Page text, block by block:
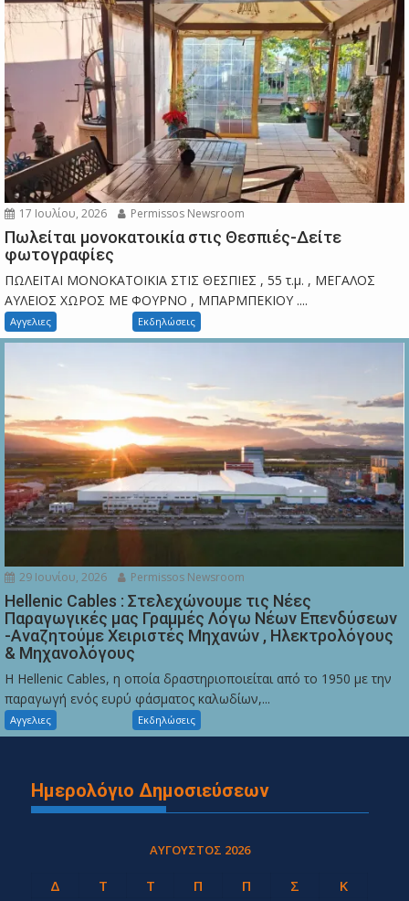
17 Ιουλίου, 2026 Permissos Newsroom
Πωλείται μονοκατοικία στις Θεσπιές-Δείτε
φωτογραφίες
ΠΩΛΕΙΤΑΙ ΜΟΝΟΚΑΤΟΙΚΙΑ ΣΤΙΣ ΘΕΣΠΙΕΣ , 55 τ.μ. , ΜΕΓΑΛΟΣ
ΑΥΛΕΙΟΣ ΧΩΡΟΣ ΜΕ ΦΟΥΡΝΟ , ΜΠΑΡΜΠΕΚΙΟΥ ....
Αγγελιες Εκδηλώσεις
29 Ιουνίου, 2026 Permissos Newsroom
Hellenic Cables : Στελεχώνουμε τις Νέες
Παραγωγικές μας Γραμμές Λόγω Νέων Επενδύσεων
-Αναζητούμε Χειριστές Μηχανών , Ηλεκτρολόγους
& Μηχανολόγους
Η Hellenic Cables, η οποία δραστηριοποιείται από το 1950 με την
παραγωγή ενός ευρύ φάσματος καλωδίων,...
Αγγελιες Εκδηλώσεις
Ημερολόγιο Δημοσιεύσεων
ΑΎΓΟΥΣΤΟΣ 2026
Δ Τ Τ Π Π Σ
Κ